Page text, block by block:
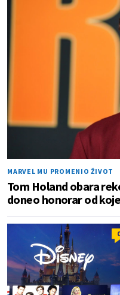
MARVEL MU PROMENIO ŽIVOT
Tom Holand obara
doneo honorar od
0